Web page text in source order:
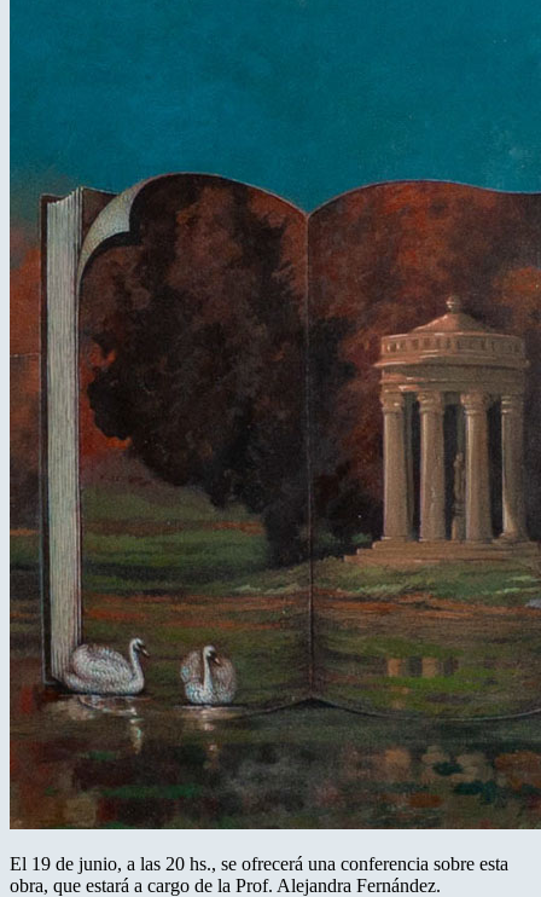
El 19 de junio, a las 20 hs., se ofrecerá una conferencia sobre esta
obra, que estará a cargo de la Prof. Alejandra Fernández.